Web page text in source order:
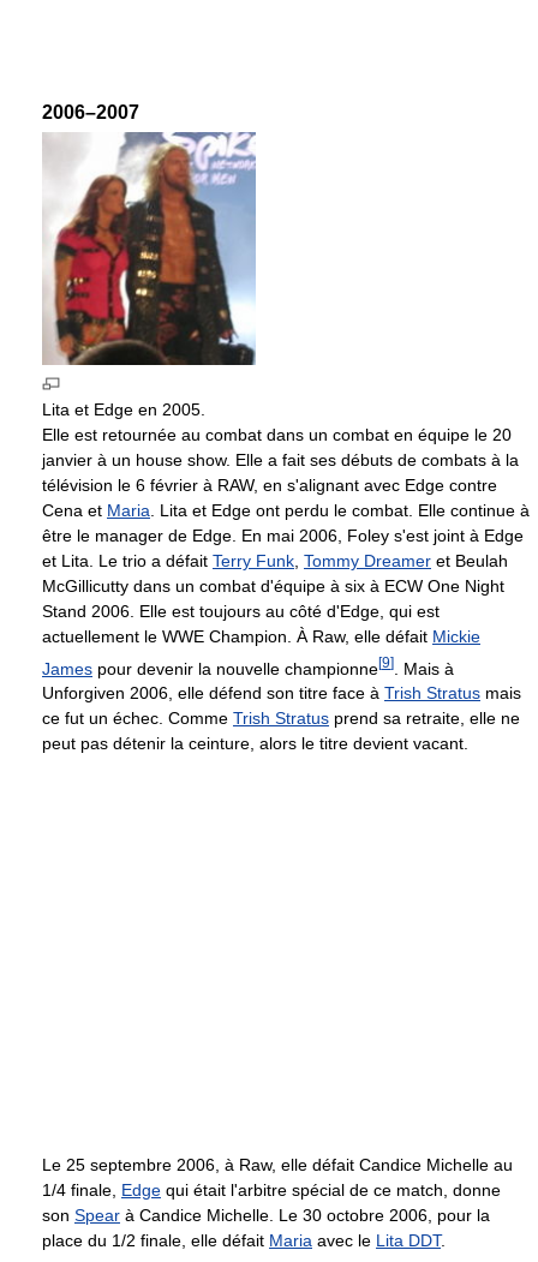
2006–2007
Lita et Edge en 2005.
Elle est retournée au combat dans un combat en équipe le 20
janvier à un house show. Elle a fait ses débuts de combats à la
télévision le 6 février à RAW, en s'alignant avec Edge contre
Cena et Maria . Lita et Edge ont perdu le combat. Elle continue à
être le manager de Edge. En mai 2006, Foley s'est joint à Edge
et Lita. Le trio a défait Terry Funk Tommy Dreamer et Beulah
McGillicutty dans un combat d'équipe à six à ECW One Night
Stand 2006. Elle est toujours au côté d'Edge, qui est
actuellement le WWE Champion. À Raw, elle défait Mickie
James pour devenir la nouvelle championne[9]
. Mais à
Unforgiven 2006, elle défend son titre face à Trish Stratus mais
ce fut un échec. Comme Trish Stratus prend sa retraite, elle ne
peut pas détenir la ceinture, alors le titre devient vacant.
Le 25 septembre 2006, à Raw, elle défait Candice Michelle au
1/4 finale, Edge qui était l'arbitre spécial de ce match, donne
son Spear à Candice Michelle. Le 30 octobre 2006, pour la
place du 1/2 finale, elle défait Maria avec le Lita DDT.